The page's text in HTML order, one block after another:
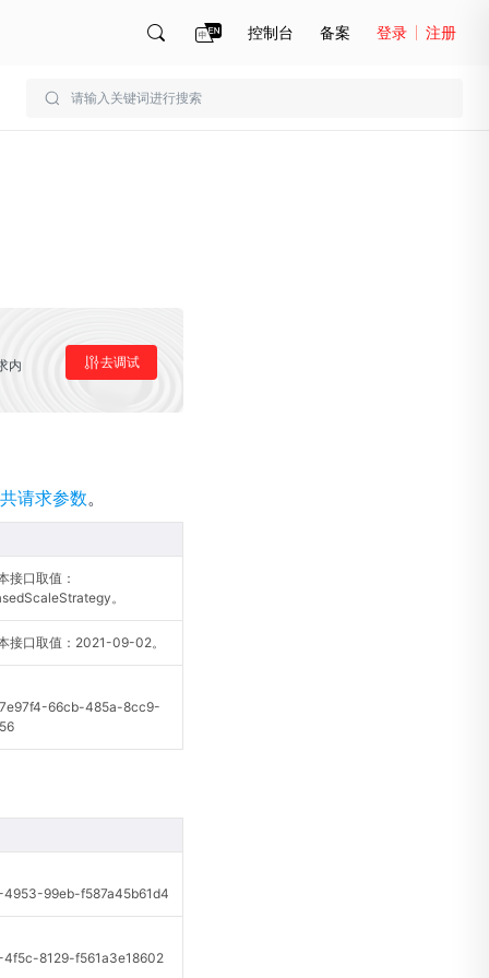
控制台 备案 登录 注册
内
去调试
请求参数。
接口取值：
。
接口取值：2021-09-02。
66cb-485a-8cc9-
99eb-f587a45b61d4
8129-f561a3e18602